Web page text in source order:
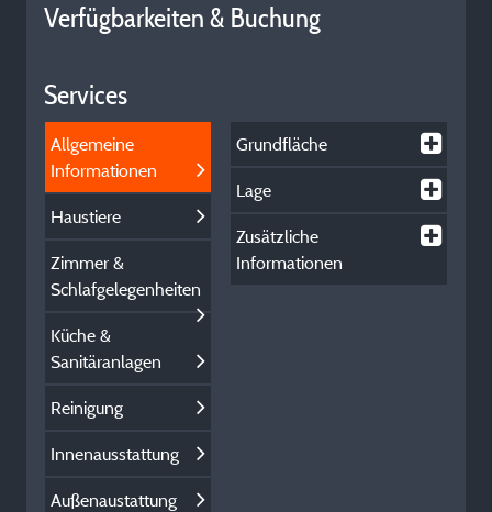
Verfügbarkeiten & Buchung
Services
Allgemeine
Informationen
Haustiere
Zimmer &
Schlafgelegenheiten
Küche &
Sanitäranlagen
Reinigung
Innenausstattung
Außenaustattung
Grundfläche
Lage
Zusätzliche
Informationen